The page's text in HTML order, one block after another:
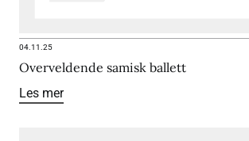
04.11.25
Overveldende samisk ballett
Les mer